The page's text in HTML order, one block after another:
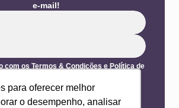
para oferecer melhor
o desempenho, analisar
e-mail!
com os Termos & Condições e Política de
ENVIAR